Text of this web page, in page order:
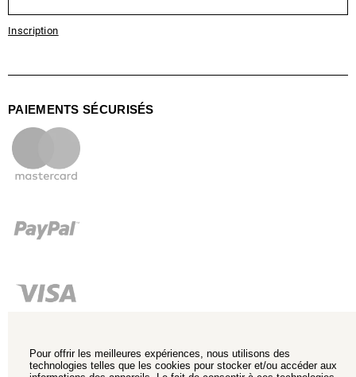
Inscription
PAIEMENTS SÉCURISÉS
Pour offrir les meilleures expériences, nous utilisons des
technologies telles que les cookies pour stocker et/ou accéder aux